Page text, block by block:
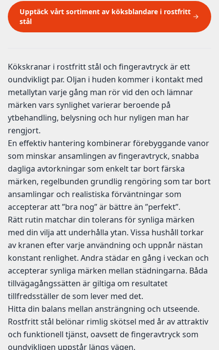
Upptäck vårt sortiment av köksblandare i rostfritt
stål
Kökskranar i rostfritt stål och fingeravtryck är ett
oundvikligt par. Oljan i huden kommer i kontakt med
metallytan varje gång man rör vid den och lämnar
märken vars synlighet varierar beroende på
ytbehandling, belysning och hur nyligen man har
rengjort.
En effektiv hantering kombinerar förebyggande vanor
som minskar ansamlingen av fingeravtryck, snabba
dagliga avtorkningar som enkelt tar bort färska
märken, regelbunden grundlig rengöring som tar bort
ansamlingar och realistiska förväntningar som
accepterar att ”bra nog” är bättre än ”perfekt”.
Rätt rutin matchar din tolerans för synliga märken
med din vilja att underhålla ytan. Vissa hushåll torkar
av kranen efter varje användning och uppnår nästan
konstant renlighet. Andra städar en gång i veckan och
accepterar synliga märken mellan städningarna. Båda
tillvägagångssätten är giltiga om resultatet
tillfredsställer de som lever med det.
Hitta din balans mellan ansträngning och utseende.
Rostfritt stål belönar rimlig skötsel med år av attraktiv
och funktionell tjänst, oavsett de fingeravtryck som
oundvikligen uppstår längs vägen.